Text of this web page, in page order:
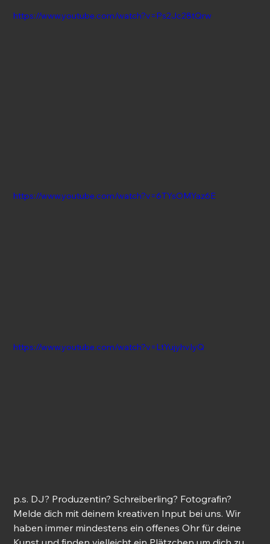
https://www.youtube.com/watch?v=Ps2Jc28tQrw
https://www.youtube.com/watch?v=6TYsOMYaz6E
https://www.youtube.com/watch?v=LtYujyhvIyQ
p.s. DJ? Produzentin? Schreiberling? Fotografin?
Melde dich mit deinem kreativen Input bei uns. Wir
haben immer mindestens ein offenes Ohr für deine